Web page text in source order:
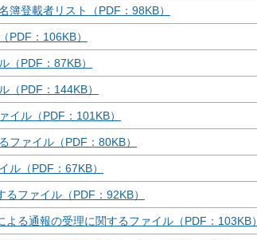
簿登載者リスト（PDF：98KB）
PDF：106KB）
（PDF：87KB）
（PDF：144KB）
イル（PDF：101KB）
ファイル（PDF：80KB）
ル（PDF：67KB）
ファイル（PDF：92KB）
る通報の受理に関するファイル（PDF：103KB）